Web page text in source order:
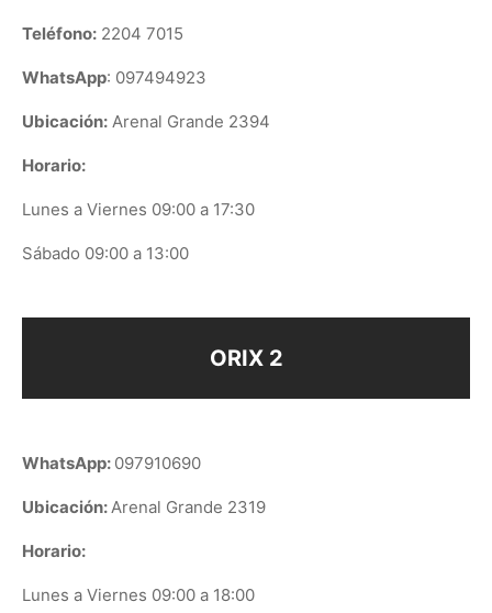
Teléfono: 2204 7015
WhatsApp: 097494923
Ubicación: Arenal Grande 2394
Horario:
Lunes a Viernes 09:00 a 17:30
Sábado 09:00 a 13:00
ORIX 2
WhatsApp: 097910690
Ubicación:Arenal Grande 2319
Horario:
Lunes a Viernes 09:00 a 18:00